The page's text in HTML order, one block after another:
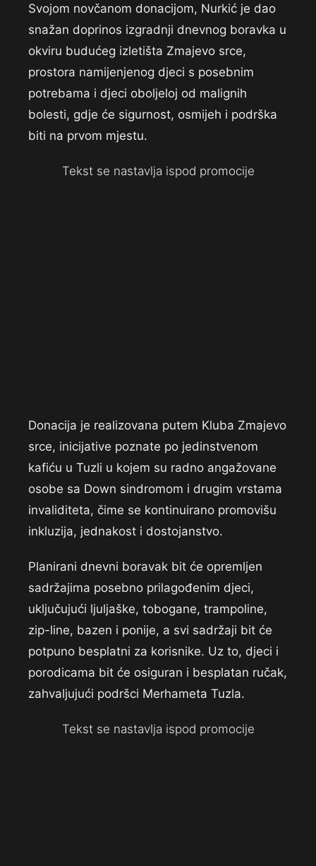
Svojom novčanom donacijom, Nurkić je dao
snažan doprinos izgradnji dnevnog boravka u
okviru budućeg izletišta Zmajevo srce,
prostora namijenjenog djeci s posebnim
potrebama i djeci oboljeloj od malignih
bolesti, gdje će sigurnost, osmijeh i podrška
biti na prvom mjestu.
Tekst se nastavlja ispod promocije
Donacija je realizovana putem Kluba Zmajevo
srce, inicijative poznate po jedinstvenom
kafiću u Tuzli u kojem su radno angažovane
osobe sa Down sindromom i drugim vrstama
invaliditeta, čime se kontinuirano promovišu
inkluzija, jednakost i dostojanstvo.
Planirani dnevni boravak bit će opremljen
sadržajima posebno prilagođenim djeci,
uključujući ljuljaške, tobogane, trampoline,
zip-line, bazen i ponije, a svi sadržaji bit će
potpuno besplatni za korisnike. Uz to, djeci i
porodicama bit će osiguran i besplatan ručak,
zahvaljujući podršci Merhameta Tuzla.
Tekst se nastavlja ispod promocije